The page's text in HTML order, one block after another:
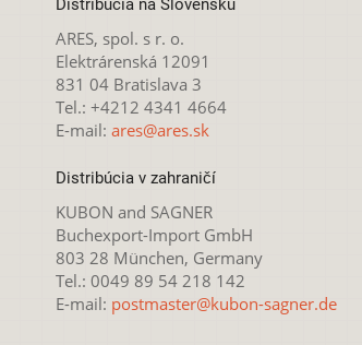
Distribúcia na Slovensku
ARES, spol. s r. o.
Elektrárenská 12091
831 04 Bratislava 3
Tel.: +4212 4341 4664
E-mail: ares@ares.sk
Distribúcia v zahraničí
KUBON and SAGNER
Buchexport-Import GmbH
803 28 München, Germany
Tel.: 0049 89 54 218 142
E-mail: postmaster@kubon-sagner.de